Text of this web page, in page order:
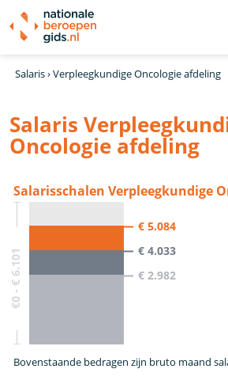
Salaris›Verpleegkundige Oncologie afdeling
Salaris
Oncologie afdeling
Salarisschalen Verpleegkundige
€0 - € 6.101
€ 5.084
€ 4.033
€ 2.982
Bovenstaande bedragen zijn bruto maand